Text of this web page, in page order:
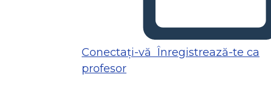
Conectați-vă Înregistrează-te ca
profesor